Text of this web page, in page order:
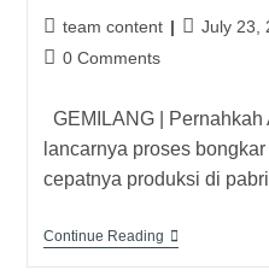
team content July 23,
0 Comments
GEMILANG |
lancarnya proses
cepatnya produksi di
Continue Reading